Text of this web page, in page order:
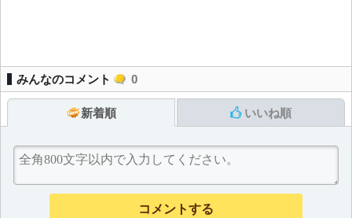
みんなのコメント 0
新着順 いいね順